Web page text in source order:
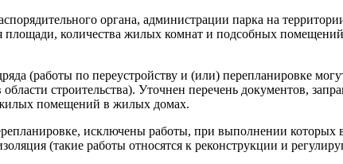
органа, администрации парка на
площади, количества жилых комнат и подсобных
(работы по переустройству и (или) перепланировке
строительства). Уточнен перечень документов,
помещений в жилых домах.
исключены работы, при выполнении
(такие работы относятся к реконструкции и